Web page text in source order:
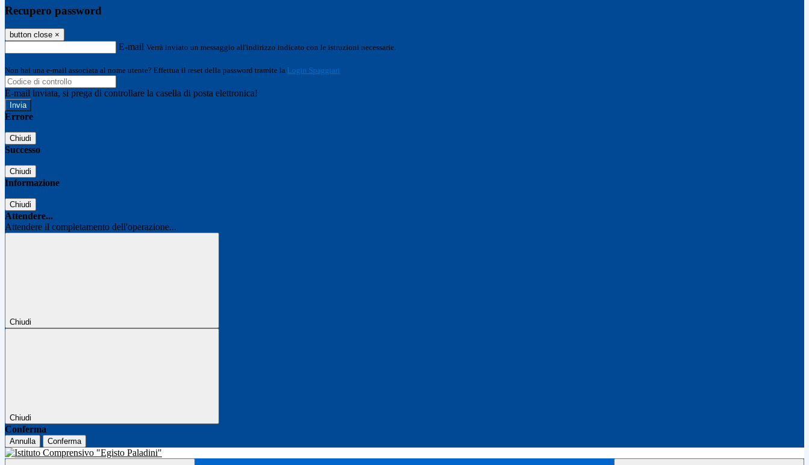
Recupero password
button close ×
E-mail Verrà inviato un messaggio all'indirizzo indicato con le istruzioni necessarie.
Non hai una e-mail associata al nome utente? Effettua il reset della password tramite la Login Spaggiari
E-mail inviata, si prega di controllare la casella di posta elettronica!
Errore
Chiudi
Successo
Chiudi
Informazione
Chiudi
Attendere...
Attendere il completamento dell'operazione...
Chiudi
Chiudi
Conferma
Annulla Conferma